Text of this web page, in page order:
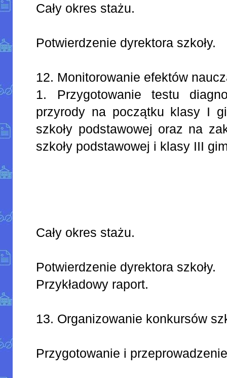
Cały okres stażu.
Potwierdzenie dyrektora szkoły.
12. Monitorowanie efektów
1. Przygotowanie testu
przyrody na początku klasy I
szkoły podstawowej oraz na
szkoły podstawowej i klasy III
Cały okres stażu.
Potwierdzenie dyrektora szkoły.
Przykładowy raport.
13. Organizowanie konkursów
Przygotowanie i